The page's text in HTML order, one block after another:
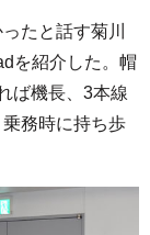
たと話す菊川
を紹介した。帽
ば機長、3本線
務時に持ち歩